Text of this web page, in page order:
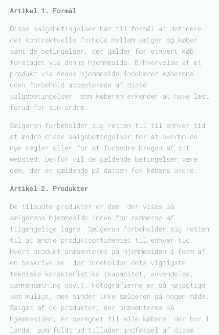
Artikel 1. Formål
Disse salgsbetingelser har til formål at definere
det kontraktuelle forhold mellem sælger og køber
samt de betingelser, der gælder for ethvert køb
foretaget via denne hjemmeside. Erhvervelse af et
produkt via denne hjemmeside indebærer køberens
uden forbehold accepterede af disse
salgsbetingelser, som køberen erkender at have læst
forud for sin ordre.
Sælgeren forbeholder sig retten til til enhver tid
at ændre disse salgsbetingelser for at overholde
nye regler eller for at forbedre brugen af ​​sit
websted. Derfor vil de gældende betingelser være
dem, der er gældende på datoen for købers ordre.
Artikel 2. Produkter
De tilbudte produkter er dem, der vises på
sælgerens hjemmeside inden for rammerne af
tilgængelige lagre. Sælgeren forbeholder sig retten
til at ændre produktsortimentet til enhver tid.
Hvert produkt præsenteres på hjemmesiden i form af
en beskrivelse, der indeholder dets vigtigste
tekniske karakteristika (kapacitet, anvendelse,
sammensætning osv.). Fotografierne er så nøjagtige
som muligt, men binder ikke sælgeren på nogen måde.
Salget af de produkter, der præsenteres på
hjemmesiden, er beregnet til alle købere, der bor i
lande, som fuldt ud tillader indførsel af disse